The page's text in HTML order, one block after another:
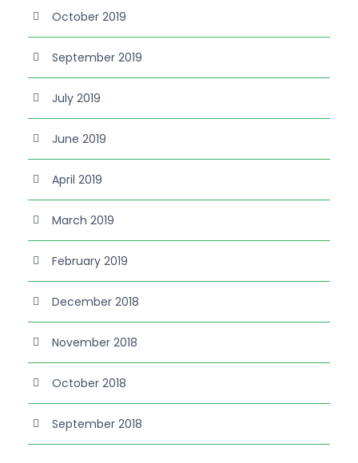
October 2019
September 2019
July 2019
June 2019
April 2019
March 2019
February 2019
December 2018
November 2018
October 2018
September 2018